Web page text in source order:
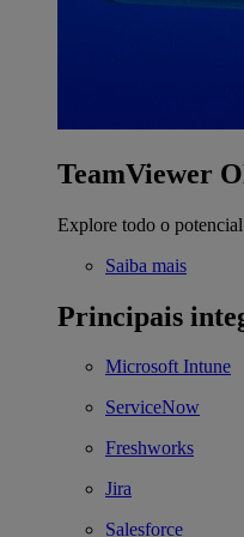
TeamViewer
Explore todo o
Saiba mais
Principais
Microsoft Intune
ServiceNow
Freshworks
Jira
Salesforce